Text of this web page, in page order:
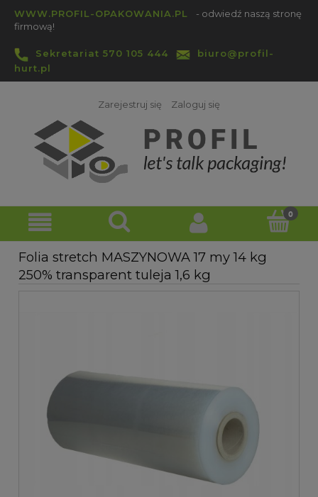
WWW.PROFIL-OPAKOWANIA.PL
- odwiedź naszą stronę
firmową!
Sekretariat 570 105 444
biuro@profil-
hurt.pl
Zarejestruj się Zaloguj się
Folia stretch MASZYNOWA 17 my 14 kg
250% transparent tuleja 1,6 kg